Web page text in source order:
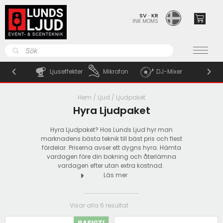
LJUD
Studentflak
Subwoofers
Mikrofoner
Ljudmixer
Personal
SV · KR
INK MOMS
Ljuseffekter Mikrofon DJ-Mixer
Hem / Ljud / Ljudpaket
Hyra Ljudpaket
Hyra Ljudpaket? Hos Lunds Ljud hyr man
marknadens bästa teknik till bäst pris och flest
fördelar. Priserna avser ett dygns hyra. Hämta
vardagen före din bokning och återlämna
vardagen efter utan extra kostnad.
Läs mer
Visar alla 6 resultat